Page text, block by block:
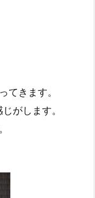
きます。
がします。